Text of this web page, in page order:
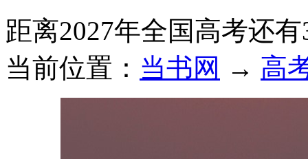
距离2027年全国高考还有
当前位置： 当书网 → 高